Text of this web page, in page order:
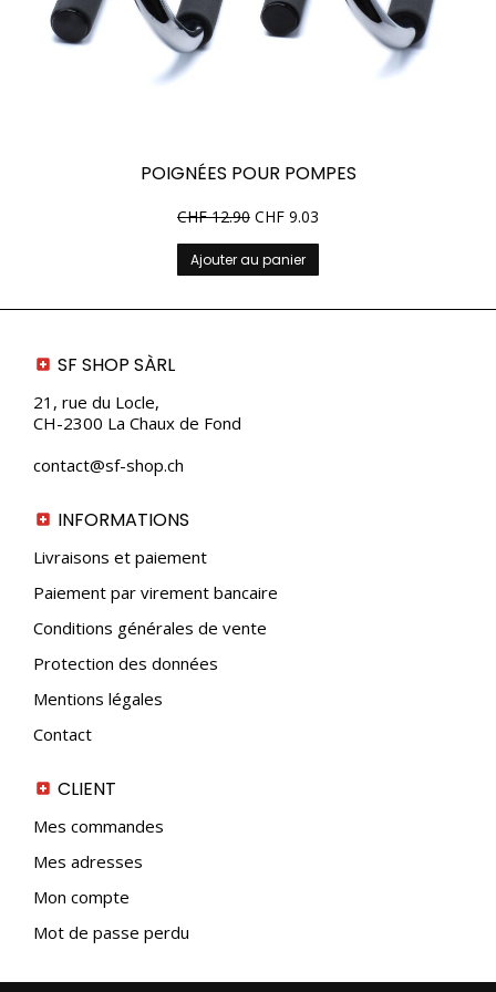
POIGNÉES POUR POMPES
CHF12.90 CHF 9.03
Ajouter au panier
SF SHOP SÀRL
21, rue du Locle,
CH-2300 La Chaux de Fond
contact@sf-shop.ch
INFORMATIONS
Livraisons et paiement
Paiement par virement bancaire
Conditions générales de vente
Protection des données
Mentions légales
Contact
CLIENT
Mes commandes
Mes adresses
Mon compte
Mot de passe perdu